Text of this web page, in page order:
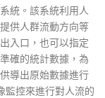
統。該系統利用人
供人群流動方向等
入口，也可以指定
確的統計數據，為
導出原始數據進行
監控來進行對人流的